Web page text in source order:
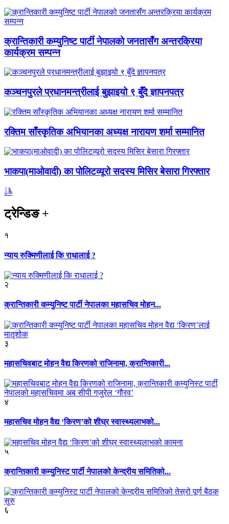
क्रान्तिकारी कम्युनिष्ट पार्टी नेपालको जनतासँग अन्तरक्रिया
कार्यक्रम सम्पन्न
कञ्चनपुरले प्रधानमन्त्रीलाई बुझाइयो ९ बुँदे ज्ञापनपत्र
रक्तिम साँस्कृतिक अभियानका अध्यक्ष नारायण शर्मा सम्मानित
भाकपा(माओवादी) का पोलिटव्यूरो सदस्य मिसिर बेसारा गिरफ्तार
ट्रेन्डिङ+
१
न्याय रुक्मिणीलाई कि राधालाई ?
२
क्रान्तिकारी कम्युनिष्ट पार्टी नेपालका महासचिव मोहन...
३
महासचिवबाट मोहन वैद्य किरणको राजिनामा, क्रान्तिकारी...
४
महासचिव मोहन वैद्य ‘किरण’को शीघ्र स्वास्थ्यलाभको...
५
क्रान्तिकारी कम्युनिस्ट पार्टी नेपालको केन्द्रीय समितिको...
६